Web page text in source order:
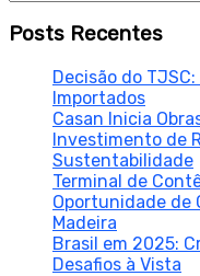
Posts Recentes
Decisão do
Importados
Casan Inicia
Investimento de
Sustentabilidade
Terminal de
Oportunidade de
Madeira
Brasil em 2025:
Desafios à Vista